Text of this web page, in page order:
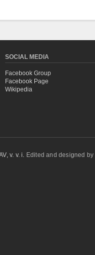
SOCIAL MEDIA
Facebook Group
Facebook Page
Wikipedia
v. v. i. Edited and designed by